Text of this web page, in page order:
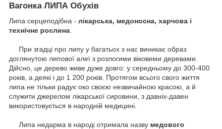
Вагонка ЛИПА Обухів
Липа серцеподібна - лікарська, медоносна, харчова і
технічне рослина
При згадці про липу у багатьох з нас виникає образ
доглянутою липової алеї з розлогими віковими деревами.
Дійсно, це дерево живе дуже довго: у середньому до 300-400
років, а деякі і до 1 200 років. Протягом всього свого життя
липа не тільки радує око своєю незвичайною красою, а й
служити джерелом лікарської сировини, з давніх-давен
використовується в народній медицині.
Липа недарма в народі отримала назву медового